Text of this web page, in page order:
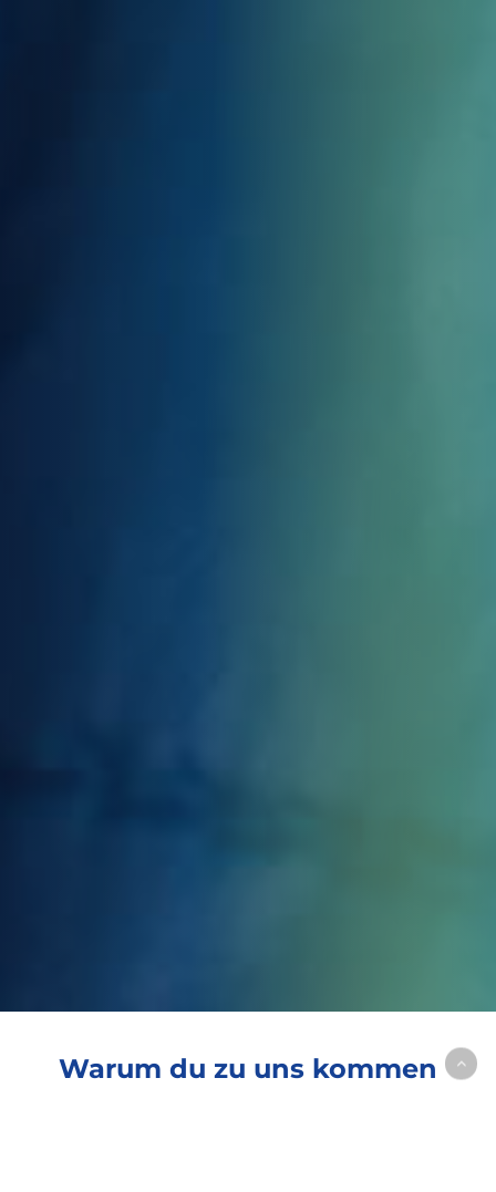
Warum du zu uns kommen